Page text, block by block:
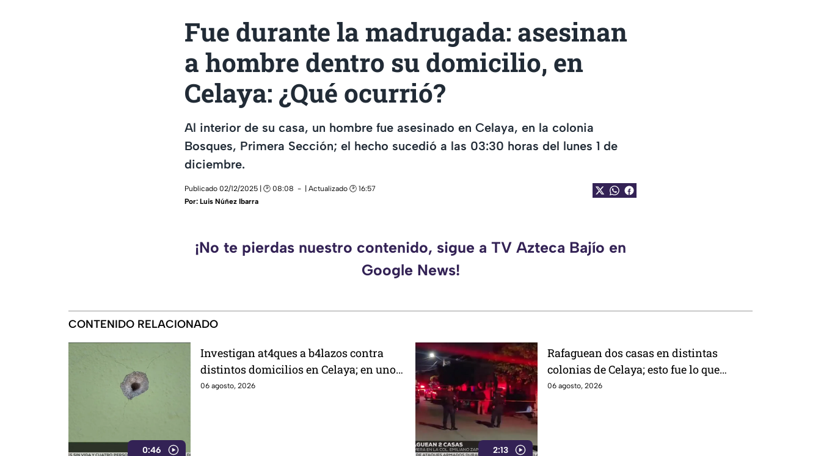
Fue durante la madrugada: asesinan
a hombre dentro su domicilio, en
Celaya: ¿Qué ocurrió?
Al interior de su casa, un hombre fue asesinado en Celaya, en la colonia
Bosques, Primera Sección; el hecho sucedió a las 03:30 horas del lunes 1 de
diciembre.
Publicado 02/12/2025 | 🕑 08:08
| Actualizado 🕑 16:57
Por: Luis Núñez Ibarra
¡No te pierdas nuestro contenido, sigue a TV Azteca Bajío en
Google News!
CONTENIDO RELACIONADO
0:46
Investigan at4ques a b4lazos contra
distintos domicilios en Celaya; en uno
de ellos vivía un policía
06 agosto, 2026
2:13
Rafaguean dos casas en distintas
colonias de Celaya; esto fue lo que
revelaron autoridades
06 agosto, 2026